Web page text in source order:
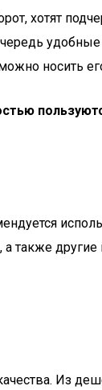
хотят
носить
также другие
Из